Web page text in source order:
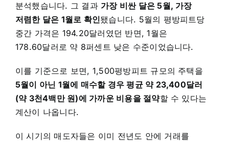
분석했습니다. 그 결과 가장비싼 달은 5월, 가장
저렴한 달은 1월로 확인됐습니다. 5월의 평방피트당
중간 가격은 194.20달러였던 반면, 1월은
178.60달러로 약 8퍼센트 낮은 수준이었습니다.
이를 기준으로 보면, 1,500평방피트 규모의 주택을
5월이 아닌 1월에 매수할 경우 평균 약 23,400달러
(약 3천4백만 원)에 가까운 비용을 절약할 수 있다는
계산이 나옵니다.
이 시기의 매도자들은 이미 전년도 안에 거래를